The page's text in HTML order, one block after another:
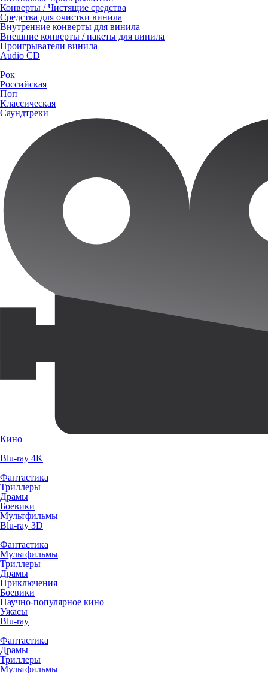
Конверты / Чистящие средства
Средства для очистки винила
Внутренние конверты для винила
Внешние конверты / пакеты для винила
Проигрыватели винила
Audio CD
Рок
Российская
Поп
Классическая
Саундтреки
Кино
Blu-ray 4K
Фантастика
Триллеры
Драмы
Боевики
Мультфильмы
Blu-ray 3D
Фантастика
Мультфильмы
Триллеры
Драмы
Приключения
Боевики
Научно-популярное кино
Ужасы
Blu-ray
Фантастика
Драмы
Триллеры
Мультфильмы